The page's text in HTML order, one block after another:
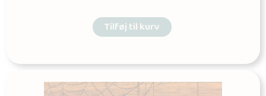
Tilføj til kurv